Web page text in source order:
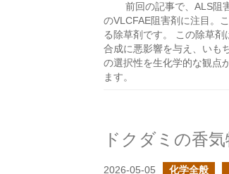
前回の記事で、ALS阻
のVLCFAE阻害剤に注目。
る除草剤です。 この除草
合成に悪影響を与え、いも
の選択性を生化学的な観点
ます。
ドクダミの香
2026-05-05 化学全般